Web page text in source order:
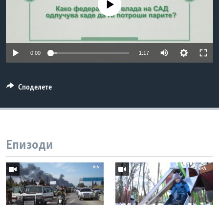
ИНТЕРВЈУАNo media source currently available
0:00 1:17
Споделете
Епизоди